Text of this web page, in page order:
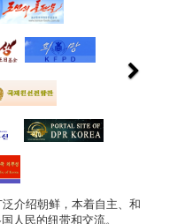
泛介绍朝鲜，本着自主、和
人民的纽带和交流。